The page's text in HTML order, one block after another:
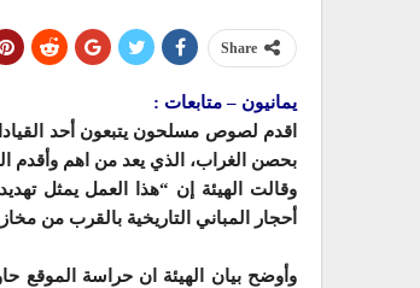
Share
يمانيون – متابعات :
اقدم لصوص مسلحون يتبعون أحد
بحصن الغراب، الذي يعد من اهم وأقدم
وقالت الهيئة إن “هذا العمل يمثل
أحجار المباني التاريخية بالقرب من
وأوضح بيان الهيئة ان حراسة الموقع